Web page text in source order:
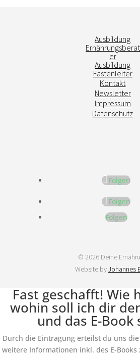
Ausbildung
Ernährungsberat
er
Ausbildung
Fastenleiter
Kontakt
Newsletter
Impressum
Datenschutz
Folgen
Folgen
Folgen
© 2026 Deine
Website byJohannes
Fast geschafft! Wie
wohin soll ich dir
und das E-Book
Durch die Eintragung erteilst du uns
weitere Informationen inkl. des E-